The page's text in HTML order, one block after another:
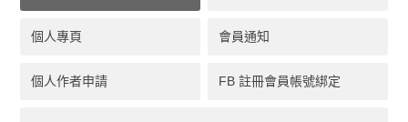
個人專頁 會員通知
個人作者申請 FB 註冊會員帳號綁定